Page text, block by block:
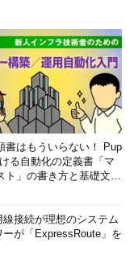
書はもういらない！ Pup
る自動化の定義書「マ
ト」の書き方と基礎文法
接続が理想のシステム
が「ExpressRoute」を